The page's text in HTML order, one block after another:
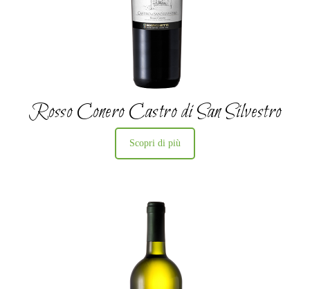
Rosso Conero Castro di San Silvestro
Scopri di più